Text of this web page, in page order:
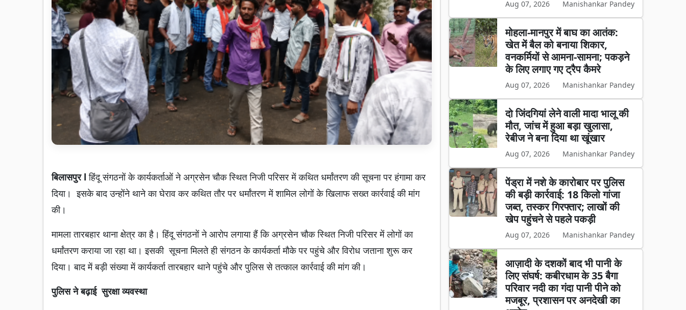
बिलासपुर l हिंदू संगठनों के कार्यकर्ताओं ने अग्रसेन चौक स्थित निजी परिसर में कथित धर्मांतरण की सूचना पर हंगामा कर
दिया। इसके बाद उन्होंने थाने का घेराव कर कथित तौर पर धर्मांतरण में शामिल लोगों के खिलाफ सख्त कार्रवाई की मांग
की।
मामला तारबहार थाना क्षेत्र का है। हिंदू संगठनों ने आरोप लगाया हैं कि अग्रसेन चौक स्थित निजी परिसर में लोगों का
धर्मांतरण कराया जा रहा था। इसकी सूचना मिलते ही संगठन के कार्यकर्ता मौके पर पहुंचे और विरोध जताना शुरू कर
दिया। बाद में बड़ी संख्या में कार्यकर्ता तारबहार थाने पहुंचे और पुलिस से तत्काल कार्रवाई की मांग की।
पुलिस ने बढ़ाई सुरक्षा व्यवस्था
Aug 07, 2026 Manishankar Pandey
मोहला-मानपुर में बाघ का आतंक:
खेत में बैल को बनाया शिकार,
वनकर्मियों से आमना-सामना; पकड़ने
के लिए लगाए गए ट्रैप कैमरे
Aug 07, 2026 Manishankar Pandey
दो जिंदगियां लेने वाली मादा भालू की
मौत, जांच में हुआ बड़ा खुलासा,
रेबीज ने बना दिया था खूंखार
Aug 07, 2026 Manishankar Pandey
पेंड्रा में नशे के कारोबार पर पुलिस
की बड़ी कार्रवाई: 18 किलो गांजा
जब्त, तस्कर गिरफ्तार; लाखों की
खेप पहुंचने से पहले पकड़ी
Aug 07, 2026 Manishankar Pandey
आज़ादी के दशकों बाद भी पानी के
लिए संघर्ष: कबीरधाम के 35 बैगा
परिवार नदी का गंदा पानी पीने को
मजबूर, प्रशासन पर अनदेखी का